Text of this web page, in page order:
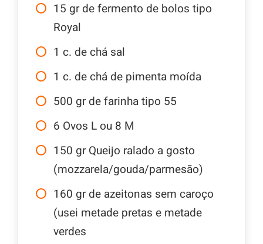
15 gr de fermento de bolos tipo
Royal
1 c. de chá sal
1 c. de chá de pimenta moída
500 gr de farinha tipo 55
6 Ovos L ou 8 M
150 gr Queijo ralado a gosto
(mozzarela/gouda/parmesão)
160 gr de azeitonas sem caroço
(usei metade pretas e metade
verdes